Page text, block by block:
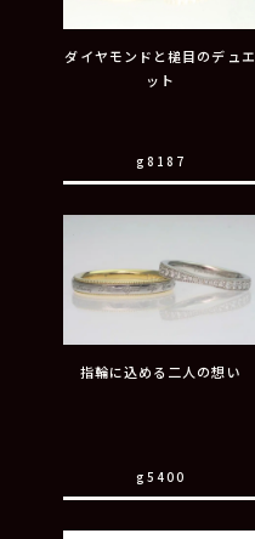
ダイヤモンドと槌目のデュエ
ット
g8187
指輪に込める二人の想い
g5400